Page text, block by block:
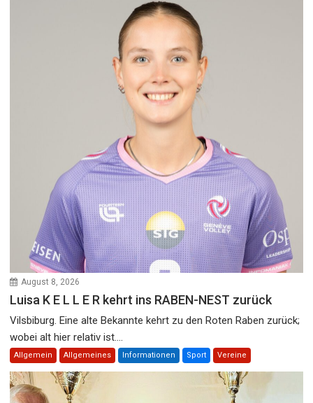
August 8, 2026
Luisa K E L L E R kehrt ins RABEN-NEST zurück
Vilsbiburg. Eine alte Bekannte kehrt zu den Roten Raben zurück;
wobei alt hier relativ ist....
Allgemein Allgemeines Informationen Sport Vereine